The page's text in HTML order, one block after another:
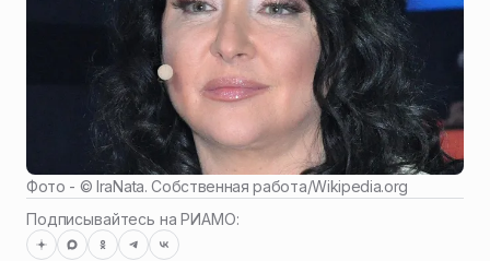
Фото - ©IraNata. Собственная работа/Wikipedia.org
Подписывайтесь на РИАМО: